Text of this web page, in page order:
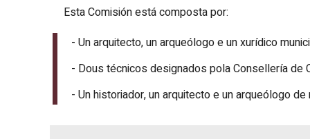
Esta Comisión está composta por:
- Un arquitecto, un arqueólogo e un xurídico
- Dous técnicos designados pola Consellería de
- Un historiador, un arquitecto e un arqueólogo